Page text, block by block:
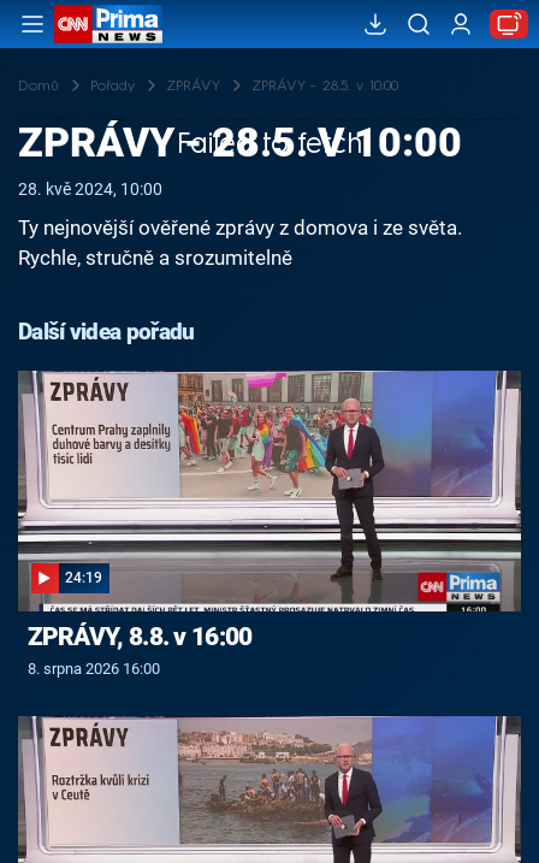
Domů Pořady ZPRÁVY ZPRÁVY - 28.5. v 10:00
Failed to fetch
ZPRÁVY - 28.5. V 10:00
28. kvě 2024, 10:00
Ty nejnovější ověřené zprávy z domova i ze světa.
Rychle, stručně a srozumitelně
Další videa pořadu
24:19
ZPRÁVY, 8.8. v 16:00
8. srpna 2026 16:00